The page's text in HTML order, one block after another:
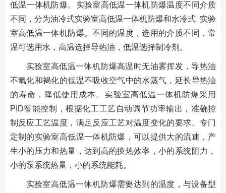
低温一体机防爆。实验室高低温一体机防爆温度不同介质
不同，分为油冷式实验室高低温一体机防爆和水冷式 实验
室高低温一体机防爆。不同的温度，选用的介质不同，常
温可选用水，高温选择导热油，低温选择制冷剂。
实验室高低温一体机防爆高温时无油雾挥发，导热油
不氧化和褐化的低温不吸收空气中的水蒸气，延长导热油
的寿命，降低使用成本。实验室高低温一体机防爆采用
PID智能控制，根据化工工艺自动调节功率输出，准确控
制反应工艺温度，满足反应工艺对温度变化的要求。专门
定制的实验室高低温一体机防爆，可以提供大的流速，产
生小的压力和热量，达到高的换热效率，小的系统阻力，
小的泵系统热量，小的系统能耗。
实验室高低温一体机防爆需要达到的温度，与设备型